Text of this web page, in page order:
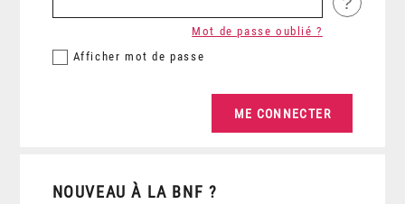
Afficher mot de passe
Mot de passe oublié ?
NOUVEAU À LA BNF ?